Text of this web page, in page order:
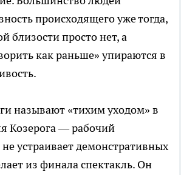
происходящего уже тогда,
близости просто нет, а
как раньше» упираются в
называют «тихим уходом» в
Козерога — рабочий
устраивает демонстративных
из финала спектакль. Он